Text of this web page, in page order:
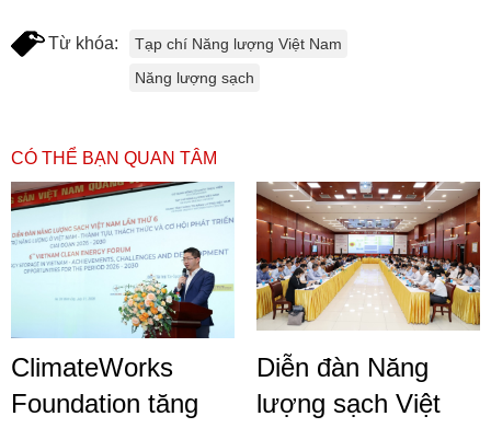
Từ khóa:
Tạp chí Năng lượng Việt Nam
Năng lượng sạch
CÓ THỂ BẠN QUAN TÂM
ClimateWorks
Foundation tăng
Diễn đàn Năng
lượng sạch Việt